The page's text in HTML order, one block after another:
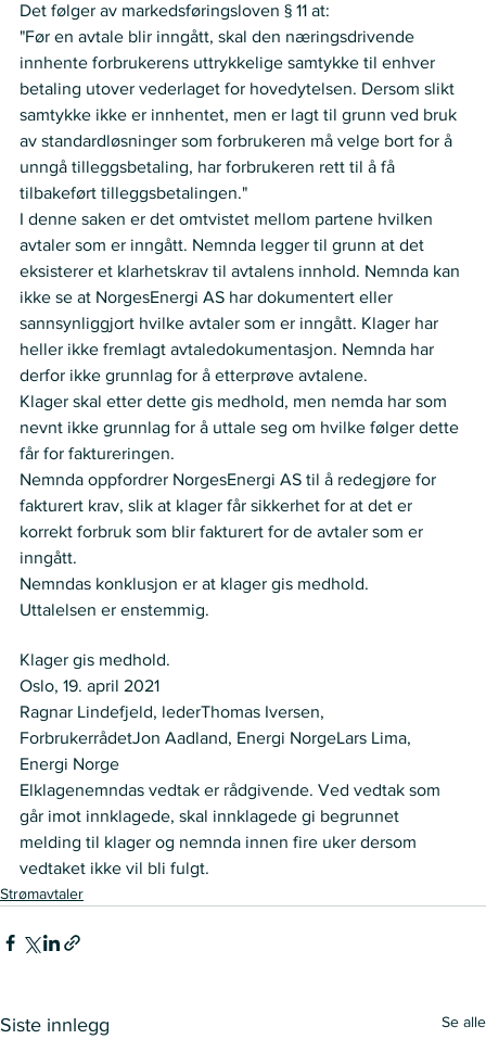
Det følger av markedsføringsloven § 11 at:
"Før en avtale blir inngått, skal den næringsdrivende
innhente forbrukerens uttrykkelige samtykke til enhver
betaling utover vederlaget for hovedytelsen. Dersom slikt
samtykke ikke er innhentet, men er lagt til grunn ved bruk
av standardløsninger som forbrukeren må velge bort for å
unngå tilleggsbetaling, har forbrukeren rett til å få
tilbakeført tilleggsbetalingen."
I denne saken er det omtvistet mellom partene hvilken
avtaler som er inngått. Nemnda legger til grunn at det
eksisterer et klarhetskrav til avtalens innhold. Nemnda kan
ikke se at NorgesEnergi AS har dokumentert eller
sannsynliggjort hvilke avtaler som er inngått. Klager har
heller ikke fremlagt avtaledokumentasjon. Nemnda har
derfor ikke grunnlag for å etterprøve avtalene.
Klager skal etter dette gis medhold, men nemda har som
nevnt ikke grunnlag for å uttale seg om hvilke følger dette
får for faktureringen.
Nemnda oppfordrer NorgesEnergi AS til å redegjøre for
fakturert krav, slik at klager får sikkerhet for at det er
korrekt forbruk som blir fakturert for de avtaler som er
inngått.
Nemndas konklusjon er at klager gis medhold.
Uttalelsen er enstemmig.
Klager gis medhold.
Oslo, 19. april 2021
Ragnar Lindefjeld, lederThomas Iversen,
ForbrukerrådetJon Aadland, Energi NorgeLars Lima,
Energi Norge
Elklagenemndas vedtak er rådgivende. Ved vedtak som
går imot innklagede, skal innklagede gi begrunnet
melding til klager og nemnda innen fire uker dersom
vedtaket ikke vil bli fulgt.
Strømavtaler
Siste innlegg Se alle